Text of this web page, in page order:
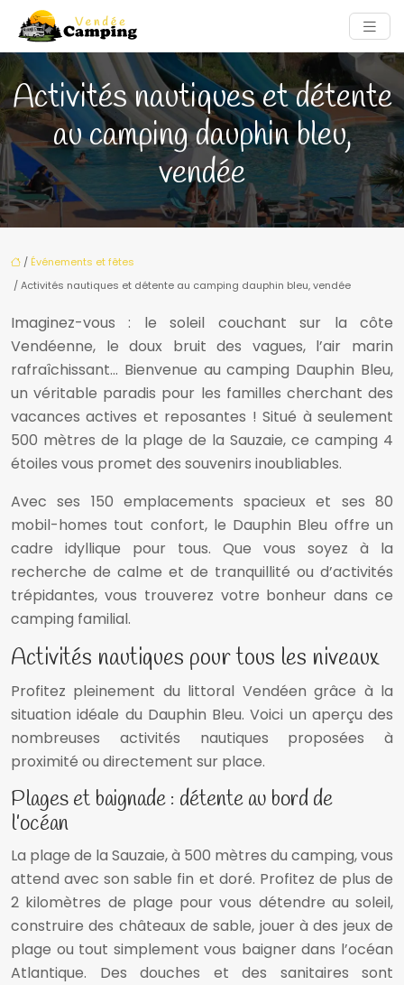
Activités nautiques et détente
au camping dauphin bleu,
vendée
/ Événements et fêtes
/ Activités nautiques et détente au camping dauphin bleu, vendée
Imaginez-vous : le soleil couchant sur la côte
Vendéenne, le doux bruit des vagues, l’air marin
rafraîchissant… Bienvenue au camping Dauphin Bleu,
un véritable paradis pour les familles cherchant des
vacances actives et reposantes ! Situé à seulement
500 mètres de la plage de la Sauzaie, ce camping 4
étoiles vous promet des souvenirs inoubliables.
Avec ses 150 emplacements spacieux et ses 80
mobil-homes tout confort, le Dauphin Bleu offre un
cadre idyllique pour tous. Que vous soyez à la
recherche de calme et de tranquillité ou d’activités
trépidantes, vous trouverez votre bonheur dans ce
camping familial.
Activités nautiques pour tous les niveaux
Profitez pleinement du littoral Vendéen grâce à la
situation idéale du Dauphin Bleu. Voici un aperçu des
nombreuses activités nautiques proposées à
proximité ou directement sur place.
Plages et baignade : détente au bord de
l’océan
La plage de la Sauzaie, à 500 mètres du camping, vous
attend avec son sable fin et doré. Profitez de plus de
2 kilomètres de plage pour vous détendre au soleil,
construire des châteaux de sable, jouer à des jeux de
plage ou tout simplement vous baigner dans l’océan
Atlantique. Des douches et des sanitaires sont